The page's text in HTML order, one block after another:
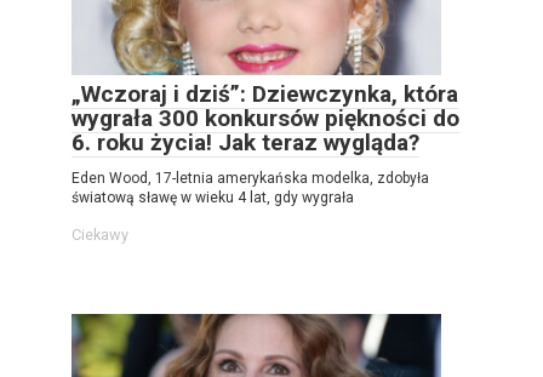
„Wczoraj i dziś”: Dziewczynka, która
wygrała 300 konkursów piękności do
6. roku życia! Jak teraz wygląda?
Eden Wood, 17-letnia amerykańska modelka, zdobyła
światową sławę w wieku 4 lat, gdy wygrała
Ciekawy